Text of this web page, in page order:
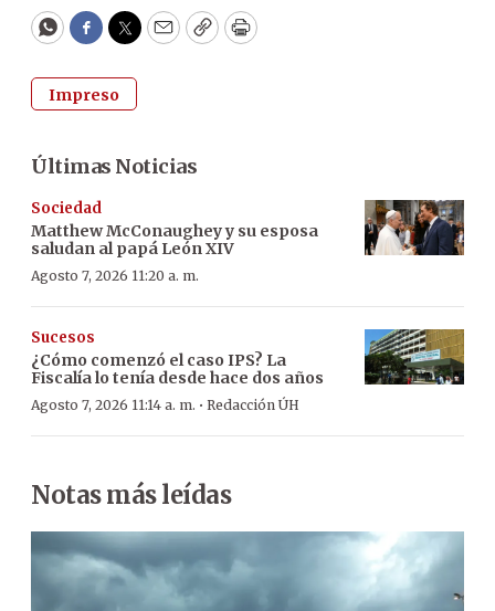
WhatsApp
Facebook
Twitter
EmailCopyPrint
Impreso
Últimas Noticias
Sociedad
Matthew McConaughey y su esposa
saludan al papá León XIV
Agosto 7, 2026 11:20 a. m.
Sucesos
¿Cómo comenzó el caso IPS? La
Fiscalía lo tenía desde hace dos años
Agosto 7, 2026 11:14 a. m. · Redacción ÚH
Notas más leídas